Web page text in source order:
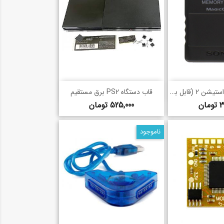
مموری کارت پلی استیشن 2 (قابل بوت)
قیمت
سریع قاب دستگاه PS2 برق مستقیم
قیمت525,000 تومان
shopping_basketخرید سریع
ناموجود